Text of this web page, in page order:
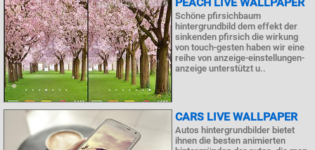
Schöne pfirsichbaum
hintergrundbild dem effekt der
sinkenden pfirsich die wirkung
von touch-gesten haben wir eine
reihe von anzeige-einstellungen-
anzeige unterstützt u..
CARS LIVE WALLPAPER
Autos hintergrundbilder bietet
ihnen die besten animierten